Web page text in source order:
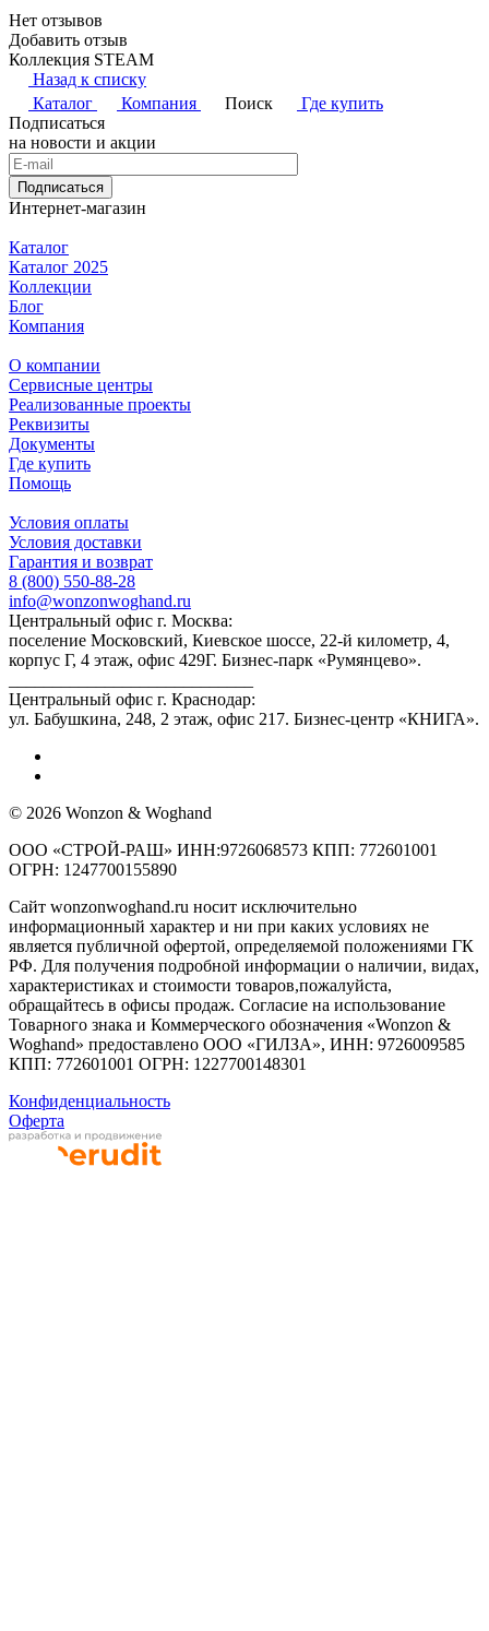
Нет отзывов
Добавить отзыв
Коллекция STEAM
Назад к списку
Каталог
Компания Поиск
Где купить
Подписаться
на новости и акции
Подписаться
Интернет-магазин
Каталог
Каталог 2025
Коллекции
Блог
Компания
О компании
Сервисные центры
Реализованные проекты
Реквизиты
Документы
Где купить
Помощь
Условия оплаты
Условия доставки
Гарантия и возврат
8 (800) 550-88-28
info@wonzonwoghand.ru
Центральный офис г. Москва:
поселение Московский, Киевское шоссе, 22-й километр, 4,
корпус Г, 4 этаж, офис 429Г. Бизнес-парк «Румянцево».
Центральный офис г. Краснодар:
ул. Бабушкина, 248, 2 этаж, офис 217. Бизнес-центр «КНИГА».
© 2026 Wonzon & Woghand
ООО «СТРОЙ-РАШ» ИНН:9726068573 КПП: 772601001
ОГРН: 1247700155890
Сайт wonzonwoghand.ru носит исключительно
информационный характер и ни при каких условиях не
является публичной офертой, определяемой положениями ГК
РФ. Для получения подробной информации о наличии, видах,
характеристиках и стоимости товаров,пожалуйста,
обращайтесь в офисы продаж. Согласие на использование
Товарного знака и Коммерческого обозначения «Wonzon &
Woghand» предоставлено OOO «ГИЛЗА», ИНН: 9726009585
КПП: 772601001 ОГРН: 1227700148301
Конфиденциальность
Оферта